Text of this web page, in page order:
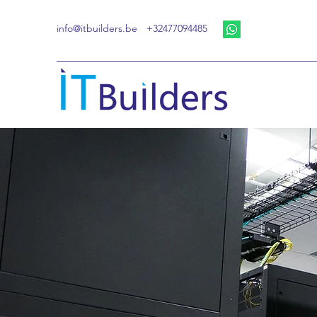
info@itbuilders.be +32477094485